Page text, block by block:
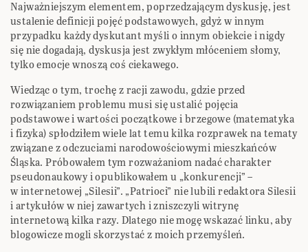
Najważniejszym elementem, poprzedzającym dyskusję, jest
ustalenie definicji pojęć podstawowych, gdyż w innym
przypadku każdy dyskutant myśli o innym obiekcie i nigdy
się nie dogadają, dyskusja jest zwykłym młóceniem słomy,
tylko emocje wnoszą coś ciekawego.
Wiedząc o tym, trochę z racji zawodu, gdzie przed
rozwiązaniem problemu musi się ustalić pojęcia
podstawowe i wartości początkowe i brzegowe (matematyka
i fizyka) spłodziłem wiele lat temu kilka rozprawek na tematy
związane z odczuciami narodowościowymi mieszkańców
Śląska. Próbowałem tym rozważaniom nadać charakter
pseudonaukowy i opublikowałem u „konkurencji” –
w internetowej „Silesii”. „Patrioci” nie lubili redaktora Silesii
i artykułów w niej zawartych i zniszczyli witrynę
internetową kilka razy. Dlatego nie mogę wskazać linku, aby
blogowicze mogli skorzystać z moich przemyśleń.